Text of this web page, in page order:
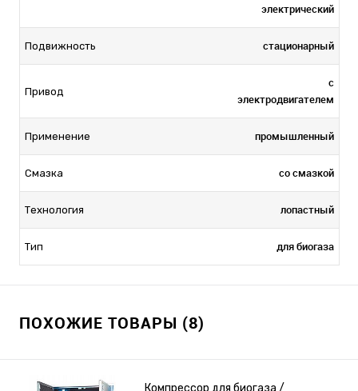
электрический
Подвижность стационарный
Привод
с
электродвигателем
Применение промышленный
Смазка со смазкой
Технология лопастный
Тип для биогаза
ПОХОЖИЕ ТОВАРЫ (8)
Компрессор для биогаза /